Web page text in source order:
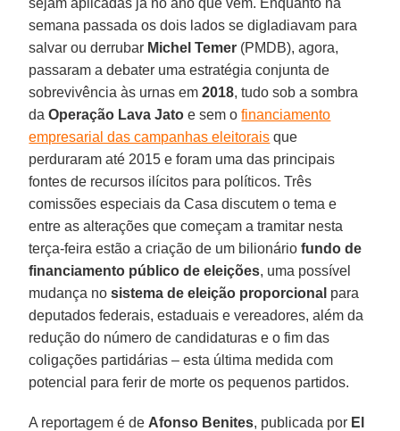
semana passada os dois lados se digladiavam para
salvar ou derrubar Michel Temer (PMDB), agora,
passaram a debater uma estratégia conjunta de
sobrevivência às urnas em2018, tudo sob a sombra
daOperação Lava Jato e sem ofinanciamento
empresarial das campanhas eleitorais que
perduraram até 2015 e foram uma das principais
fontes de recursos ilícitos para políticos. Três
comissões especiais da Casa discutem o tema e
entre as alterações que começam a tramitar nesta
terça-feira estão a criação de um bilionáriofundo de
financiamento público de eleições, uma possível
mudança nosistema de eleição proporcional para
deputados federais, estaduais e vereadores, além da
redução do número de candidaturas e o fim das
coligações partidárias – esta última medida com
potencial para ferir de morte os pequenos partidos.
A reportagem é de Afonso Benites, publicada por El